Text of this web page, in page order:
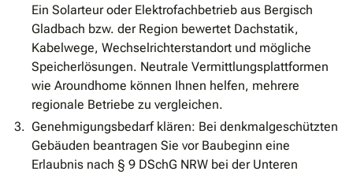
Ein Solarteur oder Elektrofachbetrieb aus Bergisch
Gladbach bzw. der Region bewertet Dachstatik,
Kabelwege, Wechselrichterstandort und mögliche
Speicherlösungen. Neutrale Vermittlungsplattformen
wie Aroundhome können Ihnen helfen, mehrere
regionale Betriebe zu vergleichen.
Genehmigungsbedarf klären: Bei denkmalgeschützten
Gebäuden beantragen Sie vor Baubeginn eine
Erlaubnis nach § 9 DSchG NRW bei der Unteren